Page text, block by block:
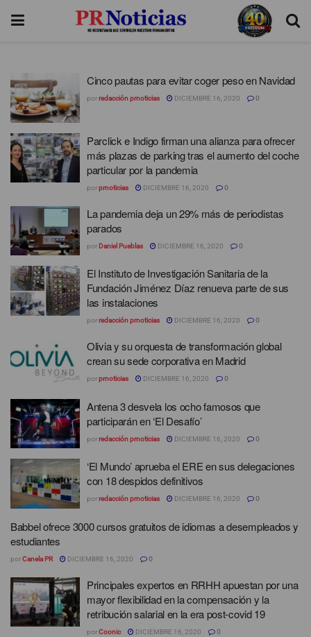
Cinco pautas para evitar coger peso en Navidad
porredacción prnoticias DICIEMBRE 16, 2020 0
Parclick e Indigo firman una alianza para ofrecer
más plazas de parking tras el aumento del coche
particular por la pandemia
porprnoticias DICIEMBRE 16, 2020 0
La pandemia deja un 29% más de periodistas
parados
por Daniel Pueblas DICIEMBRE 16, 2020 0
El Instituto de Investigación Sanitaria de la
Fundación Jiménez Díaz renueva parte de sus
las instalaciones
porredacción prnoticias DICIEMBRE 16, 2020 0
Olivia y su orquesta de transformación global
crean su sede corporativa en Madrid
porprnoticias DICIEMBRE 16, 2020 0
Antena 3 desvela los ocho famosos que
participarán en ‘El Desafío’
porredacción prnoticias DICIEMBRE 16, 2020 0
‘El Mundo’ aprueba el ERE en sus delegaciones
con 18 despidos definitivos
porredacción prnoticias DICIEMBRE 16, 2020 0
Babbel ofrece 3000 cursos gratuitos de idiomas a desempleados y
estudiantes
porCanela PR DICIEMBRE 16, 2020 0
Principales expertos en RRHH apuestan por una
mayor flexibilidad en la compensación y la
retribución salarial en la era post-covid 19
porCoonic DICIEMBRE 16, 2020 0